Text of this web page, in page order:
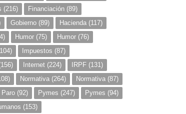
(216) Financiación (89)
Gobierno (89) Hacienda (117)
Humor (75) Humor (76)
Impuestos (87)
Internet (224) IRPF (131)
Normativa (264) Normativa (87)
Paro (92) Pymes (247) Pymes (94)
(153)